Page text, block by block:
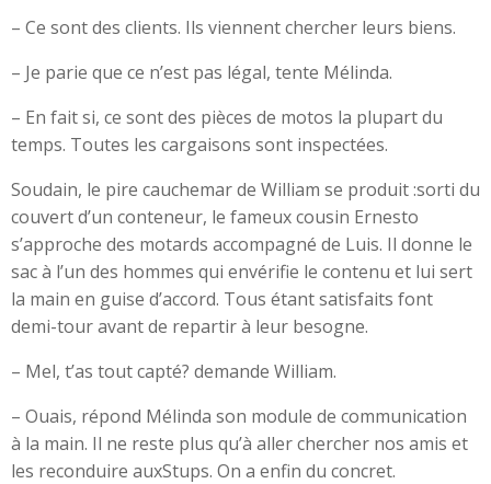
– Ce sont des clients. Ils viennent chercher leurs biens.
– Je parie que ce n’est pas légal, tente Mélinda.
– En fait si, ce sont des pièces de motos la plupart du
temps. Toutes les cargaisons sont inspectées.
Soudain, le pire cauchemar de William se produit :sorti du
couvert d’un conteneur, le fameux cousin Ernesto
s’approche des motards accompagné de Luis. Il donne le
sac à l’un des hommes qui envérifie le contenu et lui sert
la main en guise d’accord. Tous étant satisfaits font
demi-tour avant de repartir à leur besogne.
– Mel, t’as tout capté? demande William.
– Ouais, répond Mélinda son module de communication
à la main. Il ne reste plus qu’à aller chercher nos amis et
les reconduire auxStups. On a enfin du concret.